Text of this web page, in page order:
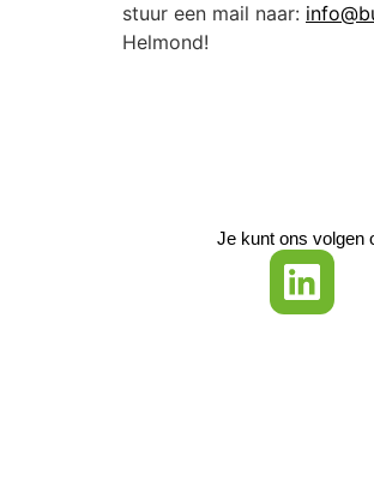
stuur een mail naar:
Helmond!
Je kunt ons volgen